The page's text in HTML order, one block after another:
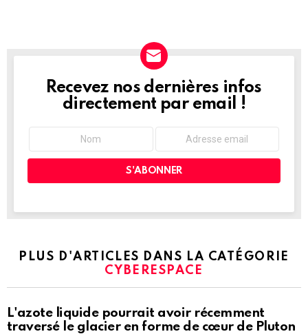
NEWSLETTER
Recevez nos dernières infos
directement par email !
PLUS D'ARTICLES DANS LA CATÉGORIE
CYBERESPACE
L'azote liquide pourrait avoir récemment
traversé le glacier en forme de cœur de Pluton